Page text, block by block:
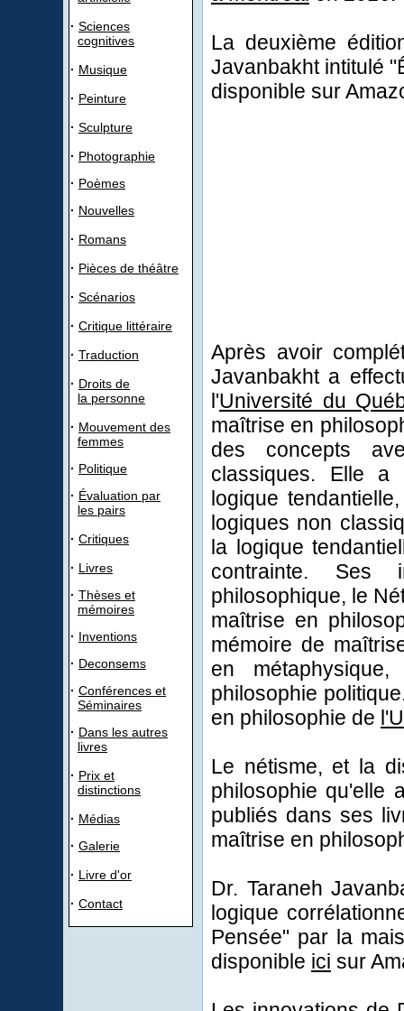
· Sciences
cognitives
· Musique
· Peinture
· Sculpture
· Photographie
· Poèmes
· Nouvelles
· Romans
· Pièces de théâtre
· Scénarios
· Critique littéraire
· Traduction
· Droits de
la personne
· Mouvement des
femmes
· Politique
· Évaluation par
les pairs
· Critiques
· Livres
· Thèses et
mémoires
· Inventions
· Deconsems
· Conférences et
Séminaires
· Dans les autres
livres
· Prix et
distinctions
· Médias
· Galerie
· Livre d'or
· Contact
La deuxième
Javanbakht intitulé
disponible sur
Après avoir
Javanbakht a
l'Université du
maîtrise en
des concepts
classiques. Elle a
logique
logiques non
la logique
contrainte. Ses
philosophique, le
maîtrise en
mémoire de
en
philosophie
en philosophie de
Le nétisme, et la
philosophie qu'elle
publiés dans ses
maîtrise en
Dr. Taraneh
logique
Pensée" par la
disponible ici sur